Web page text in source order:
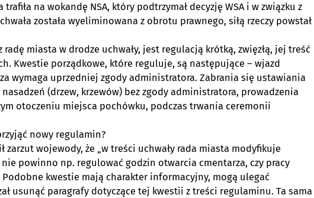
na wokandę NSA, który podtrzymał decyzję WSA i w związku z
została wyeliminowana z obrotu prawnego, siłą rzeczy powstał
radę miasta w drodze uchwały, jest regulacją krótką, zwięzłą, jej treść
Kwestie porządkowe, które reguluje, są następujące – wjazd
wymaga uprzedniej zgody administratora. Zabrania się ustawiania
(drzew, krzewów) bez zgody administratora, prowadzenia
otoczeniu miejsca pochówku, podczas trwania ceremonii
nowy regulamin?
wojewody, że „w treści uchwały rada miasta modyfikuje
powinno np. regulować godzin otwarcia cmentarza, czy pracy
kwestie mają charakter informacyjny, mogą ulegać
usunąć paragrafy dotyczące tej kwestii z treści regulaminu. Ta sama